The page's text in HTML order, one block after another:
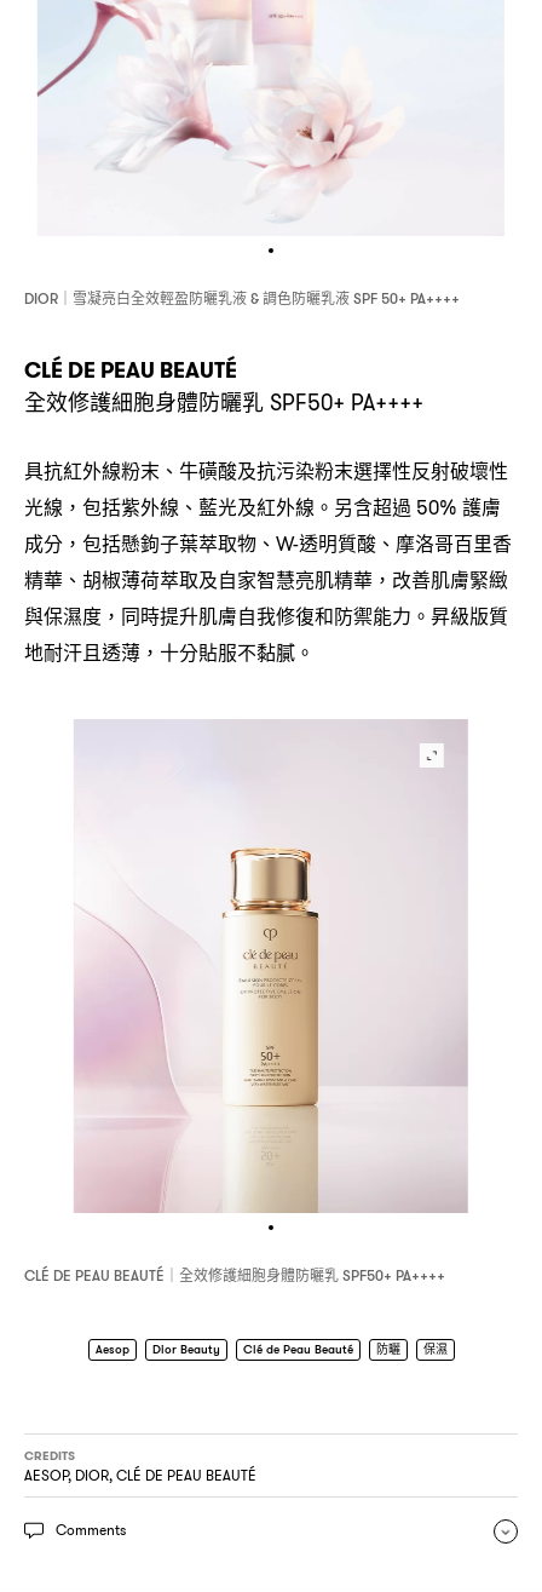
DIOR｜ 雪凝亮白全效輕盈防曬乳液&調色防曬乳液SPF 50+ PA++++
CLÉ DE PEAU BEAUTÉ
全效修護細胞身體防曬乳 SPF50+ PA++++
具抗紅外線粉末、牛磺酸及抗污染粉末選擇性反射破壞性
光線 ， 包括紫外線、藍光及紅外線。另含超過 50% 護膚
成分 ， 包括懸鉤子葉萃取物、 W-透明質酸、摩洛哥百里香
精華、胡椒薄荷萃取及自家智慧亮肌精華 ， 改善肌膚緊緻
與保濕度 ， 同時提升肌膚自我修復和防禦能力。昇級版質
地耐汗且透薄 ， 十分貼服不黏膩。
CLÉ DE PEAU BEAUTÉ｜ 全效修護細胞身體防曬乳SPF50+ PA++++
Aesop Dior Beauty Clé de Peau Beauté 防曬 保濕
CREDITS
AESOP, DIOR, CLÉ DE PEAU BEAUTÉ
Comments